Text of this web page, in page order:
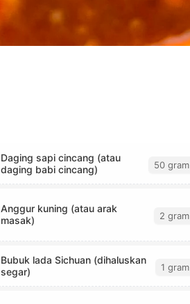
Daging sapi cincang (atau
daging babi cincang)
50 gram
Anggur kuning (atau arak
masak)
2 gram
Bubuk lada Sichuan (dihaluskan
segar)
1 gram